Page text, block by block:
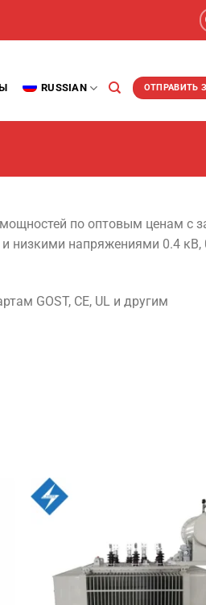
RUSSIAN ОТПРАВИТЬ
по оптовым ценам с
низкими напряжениями 0.4 кВ,
GOST, CE, UL и другим